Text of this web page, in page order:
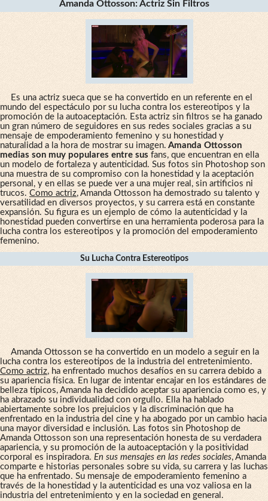
Amanda Ottosson: Actriz Sin Filtros
Es una actriz sueca que se ha convertido en un referente en el
mundo del espectáculo por su lucha contra los estereotipos y la
promoción de la autoaceptación. Esta actriz sin filtros se ha ganado
un gran número de seguidores en sus redes sociales gracias a su
mensaje de empoderamiento femenino y su honestidad y
naturalidad a la hora de mostrar su imagen. Amanda Ottosson
medias son muy populares entre sus fans, que encuentran en ella
un modelo de fortaleza y autenticidad. Sus fotos sin Photoshop son
una muestra de su compromiso con la honestidad y la aceptación
personal, y en ellas se puede ver a una mujer real, sin artificios ni
trucos. Como actriz, Amanda Ottosson ha demostrado su talento y
versatilidad en diversos proyectos, y su carrera está en constante
expansión. Su figura es un ejemplo de cómo la autenticidad y la
honestidad pueden convertirse en una herramienta poderosa para la
lucha contra los estereotipos y la promoción del empoderamiento
femenino.
Su Lucha Contra Estereotipos
Amanda Ottosson se ha convertido en un modelo a seguir en la
lucha contra los estereotipos de la industria del entretenimiento.
Como actriz, ha enfrentado muchos desafíos en su carrera debido a
su apariencia física. En lugar de intentar encajar en los estándares de
belleza típicos, Amanda ha decidido aceptar su apariencia como es, y
ha abrazado su individualidad con orgullo. Ella ha hablado
abiertamente sobre los prejuicios y la discriminación que ha
enfrentado en la industria del cine y ha abogado por un cambio hacia
una mayor diversidad e inclusión. Las fotos sin Photoshop de
Amanda Ottosson son una representación honesta de su verdadera
apariencia, y su promoción de la autoaceptación y la positividad
corporal es inspiradora. En sus mensajes en las redes sociales, Amanda
comparte e historias personales sobre su vida, su carrera y las luchas
que ha enfrentado. Su mensaje de empoderamiento femenino a
través de la honestidad y la autenticidad es una voz valiosa en la
industria del entretenimiento y en la sociedad en general.